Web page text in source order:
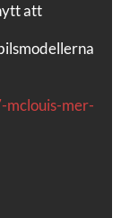
att
mclouis-mer-